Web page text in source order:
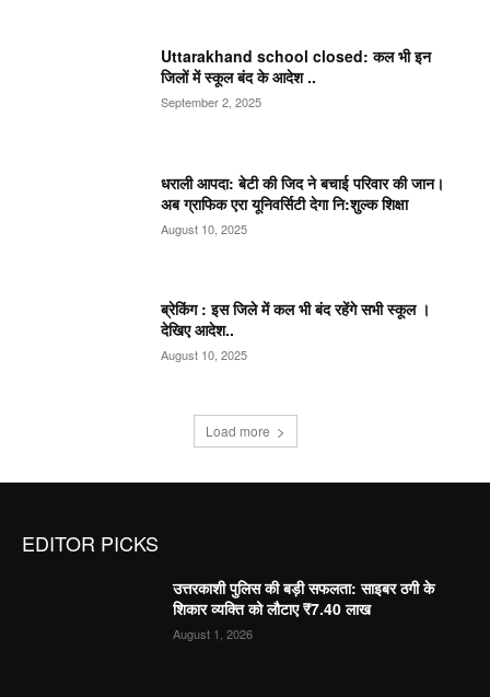
Uttarakhand school closed: कल भी इन
जिलों में स्कूल बंद के आदेश ..
September 2, 2025
धराली आपदा: बेटी की जिद ने बचाई परिवार की जान।
अब ग्राफिक एरा यूनिवर्सिटी देगा नि:शुल्क शिक्षा
August 10, 2025
ब्रेकिंग : इस जिले में कल भी बंद रहेंगे सभी स्कूल ।
देखिए आदेश..
August 10, 2025
Load more
EDITOR PICKS
उत्तरकाशी पुलिस की बड़ी सफलता: साइबर ठगी के
शिकार व्यक्ति को लौटाए ₹7.40 लाख
August 1, 2026